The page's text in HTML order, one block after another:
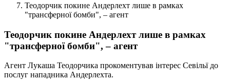
Теодорчик покине Андерлехт лише в рамках
"трансферної бомби", – агент
Теодорчик покине Андерлехт лише в рамках
"трансферної бомби", – агент
Агент Лукаша Теодорчика прокоментував інтерес Севільї до
послуг нападника Андерлехта.